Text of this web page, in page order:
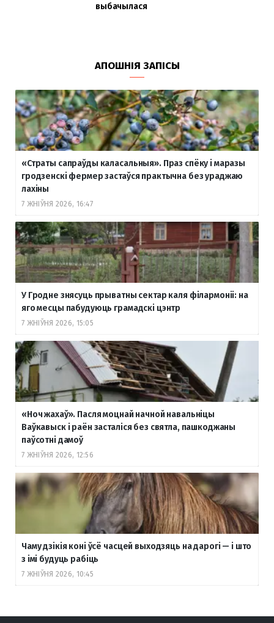
выбачылася
АПОШНІЯ ЗАПІСЫ
«Страты сапраўды каласальныя». Праз спёку і маразы
гродзенскі фермер застаўся практычна без ураджаю
лахіны
7 ЖНІЎНЯ 2026, 16:47
У Гродне знясуць прыватны сектар каля філармоніі: на
яго месцы пабудуюць грамадскі цэнтр
7 ЖНІЎНЯ 2026, 15:05
«Ноч жахаў». Пасля моцнай начной навальніцы
Ваўкавыск і раён засталіся без святла, пашкоджаны
паўсотні дамоў
7 ЖНІЎНЯ 2026, 12:56
Чаму дзікія коні ўсё часцей выходзяць на дарогі — і што
з імі будуць рабіць
7 ЖНІЎНЯ 2026, 10:45